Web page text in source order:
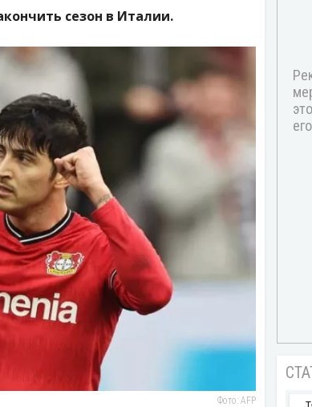
сезон в Италии.
Фото: AFP